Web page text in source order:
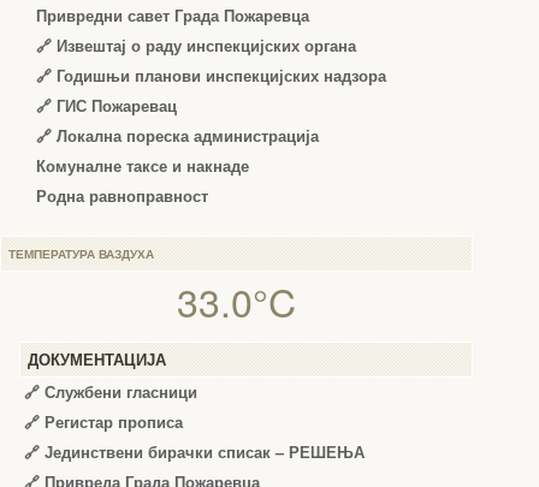
Привредни савет Града Пожаревца
🔗 Извештај о раду инспекцијских органа
🔗 Годишњи планови инспекцијских надзора
🔗 ГИС Пожаревац
🔗 Локална пореска администрација
Комуналне таксе и накнаде
Родна равноправност
ТЕМПЕРАТУРА ВАЗДУХА
33.0°C
ДОКУМЕНТАЦИЈА
🔗 Службени гласници
🔗 Регистар прописа
🔗 Јединствени бирачки списак – РЕШЕЊА
🔗 Привреда Града Пожаревца